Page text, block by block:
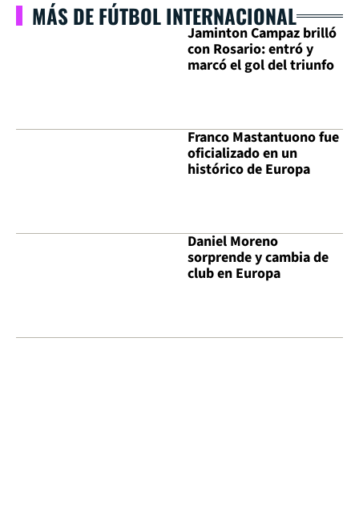
MÁS DE FÚTBOL INTERNACIONAL
Jaminton Campaz brilló
con Rosario: entró y
marcó el gol del triunfo
Franco Mastantuono fue
oficializado en un
histórico de Europa
Daniel Moreno
sorprende y cambia de
club en Europa